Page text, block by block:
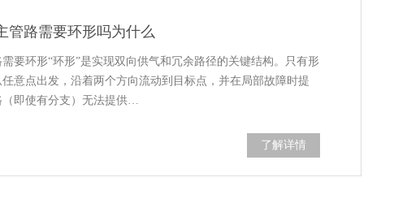
管路需要环形吗为什么
要环形“环形”是实现双向供气和冗余路径的关键结构。只有形
意点出发，沿着两个方向流动到目标点，并在局部故障时提
即使有分支）无法提供…
了解详情